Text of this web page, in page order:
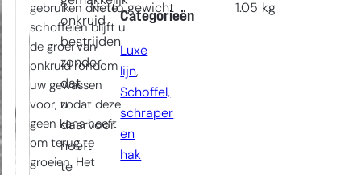
gebruiken om te
schoffelen blijft u
de groei van
onkruid rondom
uw gewassen
voor, zodat deze
geen kans heeft
om terug te
groeien. Het
onkruid
bestrijden
zonder
dat
u
daarvoor
hoeft
te
Netto gewicht 1.05 kg
Categorieën
Luxe
lijn
Schoffel,
schraper
en
hak